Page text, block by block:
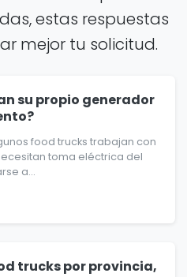
estas respuestas
mejor tu solicitud.
su propio generador
food trucks trabajan con
toma eléctrica del
a...
trucks por provincia,